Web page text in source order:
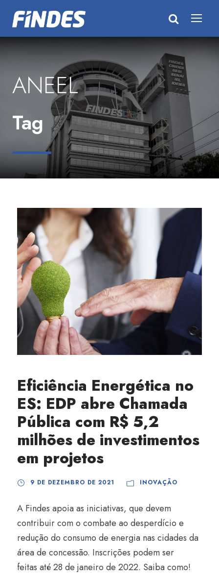
ANEEL
Tag
Eficiência Energética no
ES: EDP abre Chamada
Pública com R$ 5,2
milhões de investimentos
em projetos
9 DE DEZEMBRO DE 2021 INOVAÇÃO
A Findes apoia as iniciativas, que devem
contribuir com o combate ao desperdício e
redução do consumo de energia nas cidades da
área de concessão. Inscrições podem ser
feitas até 28 de janeiro de 2022. Saiba como!